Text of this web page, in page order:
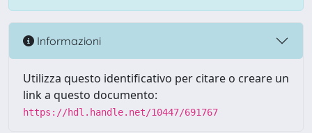
Informazioni
Utilizza questo identificativo per citare o creare un
link a questo documento:
https://hdl.handle.net/10447/691767